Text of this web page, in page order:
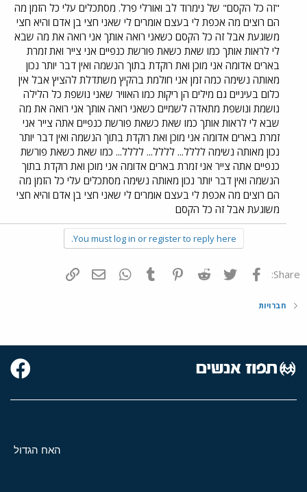
"זה כל הקסם" של נימרוד לב ואורלי פרל. מסתכלים עלי כל הזמן מה
הם רוצים מה אכפת לי בעצם אומרים לי שאני חצי בן אדם והיא חצי
משוגעת אבל זה כל הקסם כשאני רואה אותך אני רואה את מה שבא
לי לראות אותך כמו שאת כשאת פורשת כנפיים אני צייר ואת זמרת
בארים אדומה אני מוכן ואת רוקדת בתוך הנשמה ואין דבר יותר נכון
מאותה נשימה כמה זמן אני חולמת בהקיץ משתדלת להציץ אבל אין
כלום בעיניים גם מילים הן ריקות כמו האוויר שאני נושפת כל הלילה
נושמת ונושפת מתאדה לשמיים כשאני רואה אותך אני רואה את מה
שבא לי לראות אותך כמו שאת כשאת פורשת כנפיים אתה צייר אני
זמרת בארים אדומה אני מוכן ואת רוקדת בתוך הנשמה ואין דבר יותר
נכון מאותה נשימה לללל... לללל... לללל... כמו שאת כשאת פורשת
כנפיים אתה צייר אני זמרת בארים אדומה אני מוכן ואת רוקדת בתוך
הנשמה ואין דבר יותר נכון מאותה נשימה מסתכלים עלי כל הזמן מה
הם רוצים מה אכפת לי בעצם אומרים לי שאני חצי בן אדם והיא חצי
משוגעת אבל זה כל הקסם
You must log in or register to reply here.
Share: פייסבוק Twitter
Reddit
Pinterest
Tumblr
WhatsAppדואר אלקטרוני
חברויות
האח הגדול